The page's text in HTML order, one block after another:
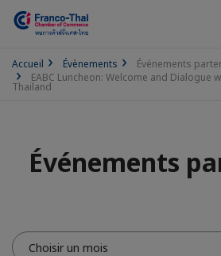
Accueil Évènements
Événements
EABC Luncheon: Welcome and Dialogue
Thailand
Événements
Choisir un mois